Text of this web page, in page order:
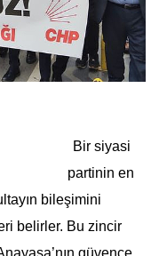
Bir siyasi
partinin en
bileşimini
belirler. Bu zincir
güvence